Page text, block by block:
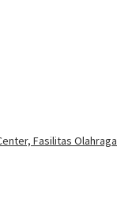
Fasilitas Olahraga